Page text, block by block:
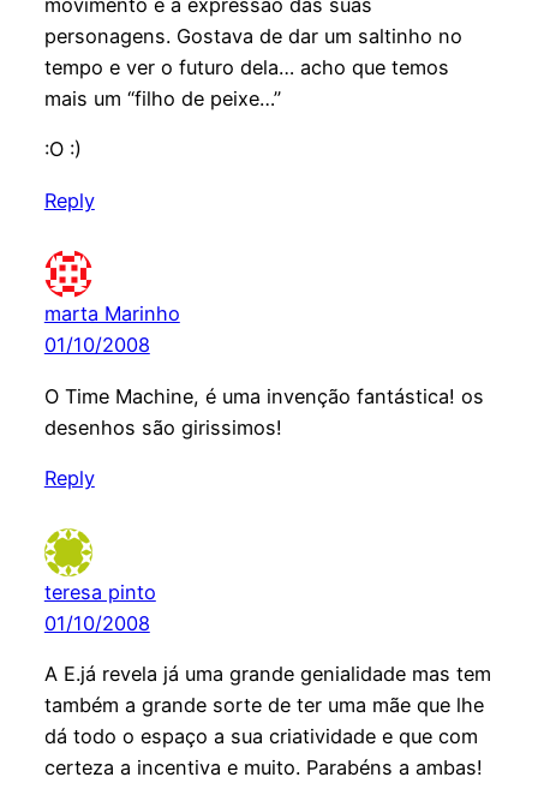
movimento e a expressão das suas
personagens. Gostava de dar um saltinho no
tempo e ver o futuro dela… acho que temos
mais um “filho de peixe…”
:O :)
Reply
marta Marinho
01/10/2008
O Time Machine, é uma invenção fantástica! os
desenhos são girissimos!
Reply
teresa pinto
01/10/2008
A E.já revela já uma grande genialidade mas tem
também a grande sorte de ter uma mãe que lhe
dá todo o espaço a sua criatividade e que com
certeza a incentiva e muito. Parabéns a ambas!